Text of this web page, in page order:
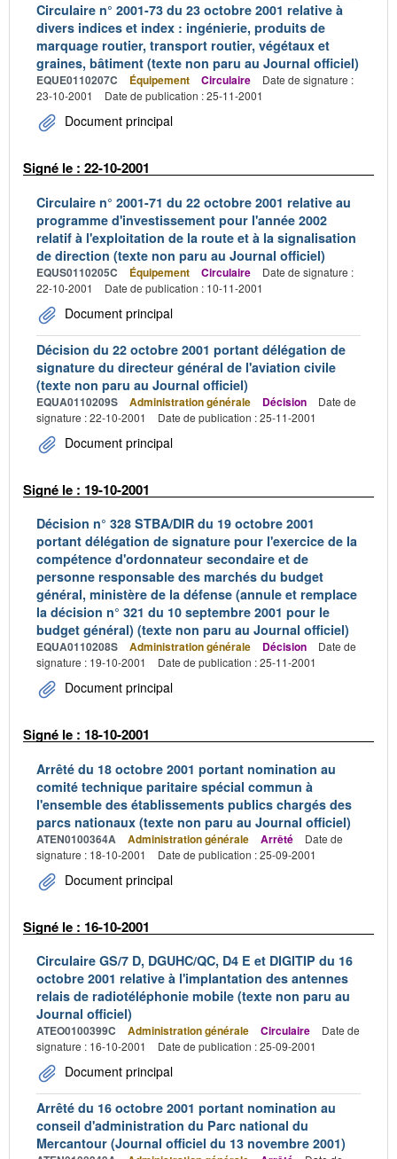
Circulaire n° 2001-73 du 23 octobre 2001 relative à
divers indices et index : ingénierie, produits de
marquage routier, transport routier, végétaux et
graines, bâtiment (texte non paru au Journal officiel)
EQUE0110207C Équipement Circulaire
Date de signature :
23-10-2001
Date de publication : 25-11-2001
Document principal
Signé le : 22-10-2001
Circulaire n° 2001-71 du 22 octobre 2001 relative au
programme d'investissement pour l'année 2002
relatif à l'exploitation de la route et à la signalisation
de direction (texte non paru au Journal officiel)
EQUS0110205C Équipement Circulaire
Date de signature :
22-10-2001
Date de publication : 10-11-2001
Document principal
Décision du 22 octobre 2001 portant délégation de
signature du directeur général de l'aviation civile
(texte non paru au Journal officiel)
EQUA0110209S Administration générale Décision
Date de
signature : 22-10-2001
Date de publication : 25-11-2001
Document principal
Signé le : 19-10-2001
Décision n° 328 STBA/DIR du 19 octobre 2001
portant délégation de signature pour l'exercice de la
compétence d'ordonnateur secondaire et de
personne responsable des marchés du budget
général, ministère de la défense (annule et remplace
la décision n° 321 du 10 septembre 2001 pour le
budget général) (texte non paru au Journal officiel)
EQUA0110208S Administration générale Décision
Date de
signature : 19-10-2001
Date de publication : 25-11-2001
Document principal
Signé le : 18-10-2001
Arrêté du 18 octobre 2001 portant nomination au
comité technique paritaire spécial commun à
l'ensemble des établissements publics chargés des
parcs nationaux (texte non paru au Journal officiel)
ATEN0100364A Administration générale Arrêté
Date de
signature : 18-10-2001
Date de publication : 25-09-2001
Document principal
Signé le : 16-10-2001
Circulaire GS/7 D, DGUHC/QC, D4 E et DIGITIP du 16
octobre 2001 relative à l'implantation des antennes
relais de radiotéléphonie mobile (texte non paru au
Journal officiel)
ATEO0100399C Administration générale Circulaire
Date de
signature : 16-10-2001
Date de publication : 25-09-2001
Document principal
Arrêté du 16 octobre 2001 portant nomination au
conseil d'administration du Parc national du
Mercantour (Journal officiel du 13 novembre 2001)